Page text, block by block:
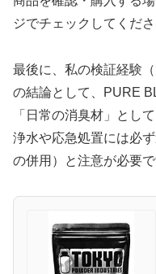
ジでチェックしてくださ
最後に、私の検証経験
の結論として、PURE
「日常の消臭材」とし
浄水や応急処置には必
の併用）と注意が必要で